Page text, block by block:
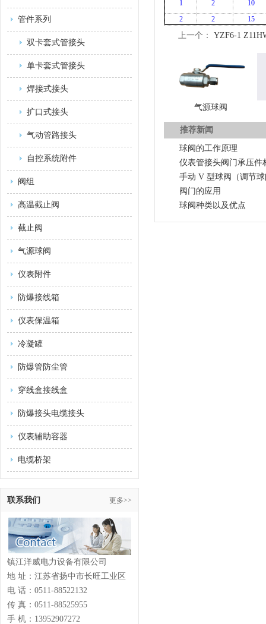
管件系列
双卡套式管接头
单卡套式管接头
焊接式接头
扩口式接头
气动管路接头
自控系统附件
阀组
高温截止阀
截止阀
气源球阀
仪表附件
防爆接线箱
仪表保温箱
冷凝罐
防爆管防尘管
穿线盒接线盒
防爆接头电缆接头
仪表辅助容器
电缆桥架
联系我们 更多>>
镇江洋威电力设备有限公司
地 址：江苏省扬中市长旺工业区
电 话：0511-88522132
传 真：0511-88525955
手 机：13952907272
1
2
10
2
2 15
上一个： YZF6-1
气源球阀
推荐新闻
球阀的工作原理
仪表管接头阀门承压件
手动 V 型球阀（调节
阀门的应用
球阀种类以及优点